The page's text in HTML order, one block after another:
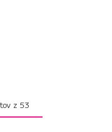
z 53